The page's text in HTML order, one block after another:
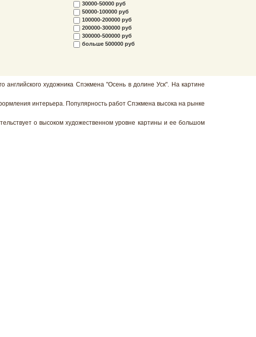
30000-50000 руб
50000-100000 руб
100000-200000 руб
200000-300000 руб
300000-500000 руб
больше 500000 руб
английского художника Спэкмена "Осень в долине Уск". На картине
интерьера. Популярность работ Спэкмена высока на рынке
о высоком художественном уровне картины и ее большом